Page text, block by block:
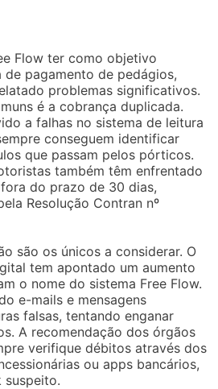
Flow ter como objetivo
pagamento de pedágios,
problemas significativos.
é a cobrança duplicada.
a falhas no sistema de leitura
conseguem identificar
que passam pelos pórticos.
também têm enfrentado
do prazo de 30 dias,
Resolução Contran nº
são os únicos a considerar. O
tem apontado um aumento
o nome do sistema Free Flow.
e-mails e mensagens
falsas, tentando enganar
A recomendação dos órgãos
verifique débitos através dos
ou apps bancários,
suspeito.